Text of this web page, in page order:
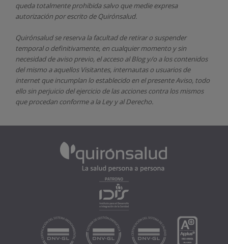
queda totalmente prohibida salvo que medie expresa
autorización por escrito de Quirónsalud.
Quirónsaludse reserva la facultad de retirar o suspender
temporal o definitivamente, en cualquier momento y sin
necesidad de aviso previo, el acceso al Blog y/o a los contenidos
del mismo a aquellos Visitantes, internautas o usuarios de
internet que incumplan lo establecido en el presente Aviso, todo
ello sin perjuicio del ejercicio de las acciones contra los mismos
que procedan conforme a la Ley y al Derecho.